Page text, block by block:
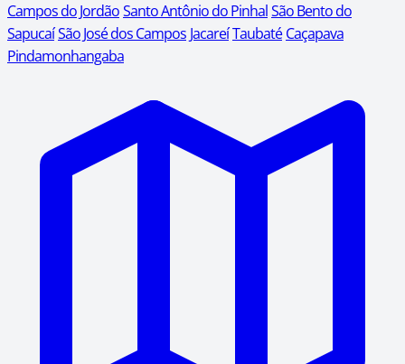
Campos do JordãoSanto Antônio do PinhalSão Bento do
SapucaíSão José dos Campos JacareíTaubaté Caçapava
Pindamonhangaba